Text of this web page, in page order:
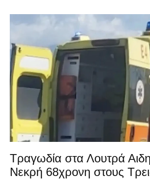
Τραγωδία στα Λουτρά
Νεκρή 68χρονη στους